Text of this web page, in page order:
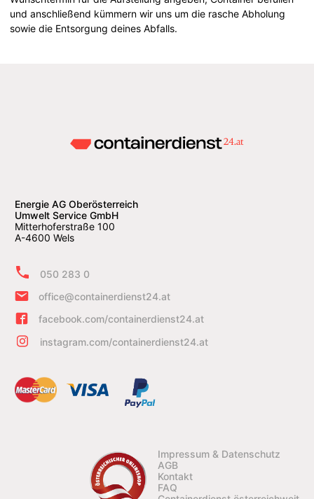
und anschließend kümmern wir uns um die rasche Abholung
sowie die Entsorgung deines Abfalls.
Energie AG Oberösterreich
Umwelt Service GmbH
Mitterhoferstraße 100
A-4600 Wels
050 283 0
office@containerdienst24.at
facebook.com/containerdienst24.at
instagram.com/containerdienst24.at
Impressum & Datenschutz
AGB
Kontakt
FAQ